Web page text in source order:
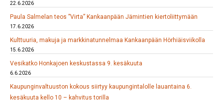
22.6.2026
Paula Salmelan teos ”Virta” Kankaanpään Jämintien kiertoliittymään
17.6.2026
Kulttuuria, makuja ja markkinatunnelmaa Kankaanpään Hörhiäisviikolla
15.6.2026
Vesikatko Honkajoen keskustassa 9. kesäkuuta
6.6.2026
Kaupunginvaltuuston kokous siirtyy kaupungintalolle lauantaina 6.
kesäkuuta kello 10 – kahvitus torilla